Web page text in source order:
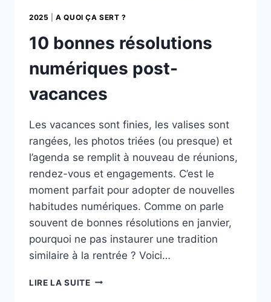
2025 |A QUOI ÇA SERT ?
10 bonnes résolutions
numériques post-
vacances
Les vacances sont finies, les valises sont
rangées, les photos triées (ou presque) et
l’agenda se remplit à nouveau de réunions,
rendez-vous et engagements. C’est le
moment parfait pour adopter de nouvelles
habitudes numériques. Comme on parle
souvent de bonnes résolutions en janvier,
pourquoi ne pas instaurer une tradition
similaire à la rentrée ? Voici…
LIRE LA SUITE10